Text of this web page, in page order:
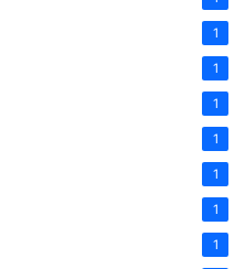
1
1
1
1
1
1
1